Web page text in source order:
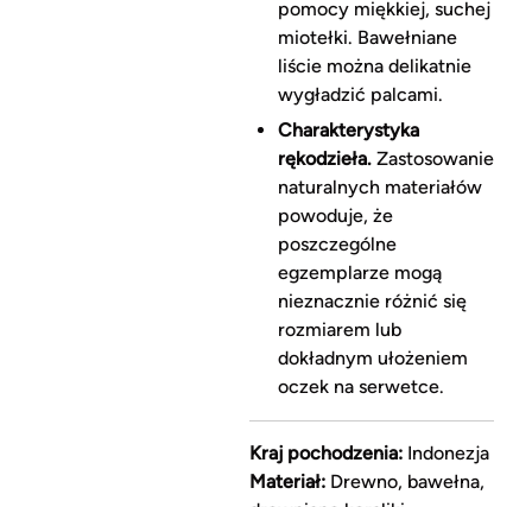
pomocy miękkiej, suchej
miotełki. Bawełniane
liście można delikatnie
wygładzić palcami.
Charakterystyka
rękodzieła.Zastosowanie
naturalnych materiałów
powoduje, że
poszczególne
egzemplarze mogą
nieznacznie różnić się
rozmiarem lub
dokładnym ułożeniem
oczek na serwetce.
Kraj pochodzenia:Indonezja
Materiał:Drewno, bawełna,